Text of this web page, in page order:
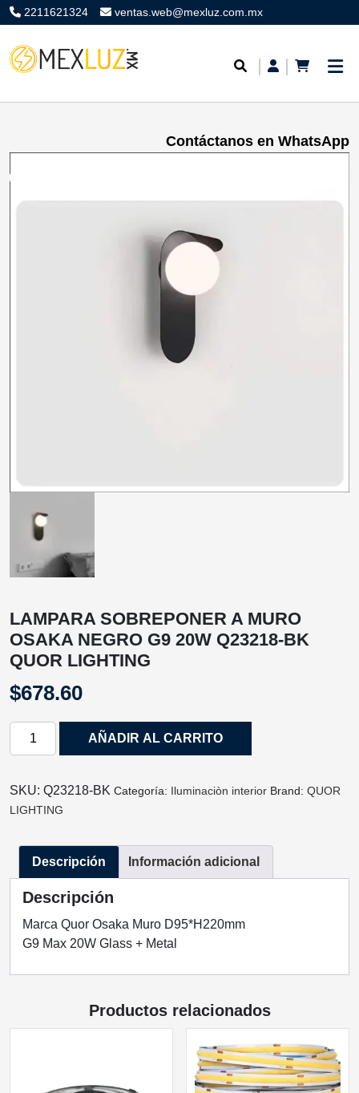
2211621324 ventas.web@mexluz.com.mx
Contáctanos en WhatsApp
LAMPARA SOBREPONER A MURO
OSAKA NEGRO G9 20W Q23218-BK
QUOR LIGHTING
$678.60
LAMPARA
MURO
OSAKA
G9
20W
Q23218-
BK
QUOR
LIGHTING
AÑADIR AL CARRITO
SKU: Q23218-BK Categoría: Iluminaciòn interior Brand: QUOR
LIGHTING
Descripción Información adicional
Descripción
Marca Quor Osaka Muro D95*H220mm
G9 Max 20W Glass + Metal
Productos relacionados